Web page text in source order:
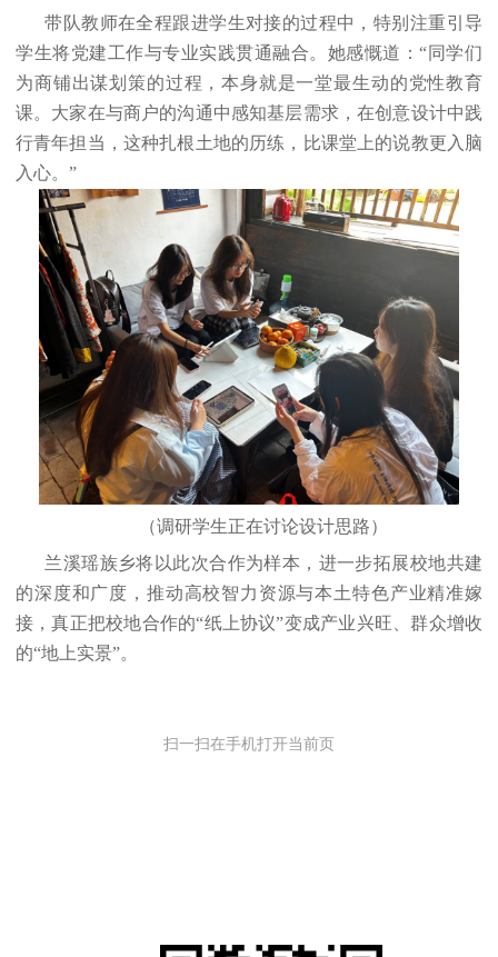
带队教师在全程跟进学生对接的过程中，特别注重引导
学生将党建工作与专业实践贯通融合。她感慨道：“同学们
为商铺出谋划策的过程，本身就是一堂最生动的党性教育
课。大家在与商户的沟通中感知基层需求，在创意设计中践
行青年担当，这种扎根土地的历练，比课堂上的说教更入脑
入心。”
（调研学生正在讨论设计思路）
兰溪瑶族乡将以此次合作为样本，进一步拓展校地共建
的深度和广度，推动高校智力资源与本土特色产业精准嫁
接，真正把校地合作的“纸上协议”变成产业兴旺、群众增收
的“地上实景”。
扫一扫在手机打开当前页